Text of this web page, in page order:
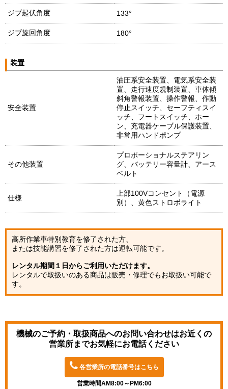
ジブ起伏角度 133°
ジブ旋回角度 180°
装置
安全装置
油圧系安全装置、電気系安全装
置、走行速度規制装置、車体傾
斜角警報装置、操作警報、作動
停止スイッチ、セーフティスイ
ッチ、フートスイッチ、ホー
ン、充電器ケーブル保護装置、
非常用ハンドポンプ
その他装置
プロポーショナルステアリン
グ、バッテリー容量計、アース
ベルト
仕様
上部100Vコンセント（電源
別）、黄色ストロボライト
高所作業車特別教育を修了された方、
または技能講習を修了された方は運転可能です。
レンタル期間１日からご利用いただけます。
レンタルで取扱いのある商品は販売・修理でもお取扱い可能で
す。
機械のご予約・取扱商品へのお問い合わせはお近くの
営業所までお気軽にお電話ください
各営業所の電話番号はこちら
営業時間AM8:00～PM6:00